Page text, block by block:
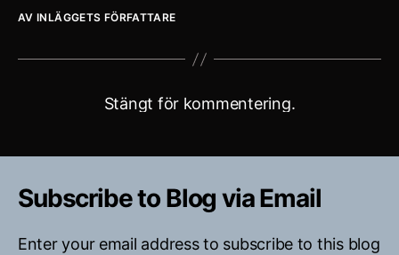
AV INLÄGGETS FÖRFATTARE
Stängt för kommentering.
Subscribe to Blog via Email
Enter your email address to subscribe to this blog